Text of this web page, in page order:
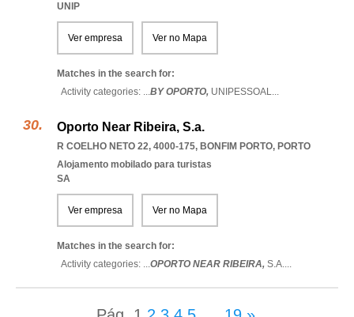
UNIP
Ver empresa Ver no Mapa
Matches in the search for:
Activity categories: ...BY OPORTO, UNIPESSOAL...
Oporto Near Ribeira, S.a.
R COELHO NETO 22, 4000-175, BONFIM PORTO, PORTO
Alojamento mobilado para turistas
SA
Ver empresa Ver no Mapa
Matches in the search for:
Activity categories: ...OPORTO NEAR RIBEIRA, S.A....